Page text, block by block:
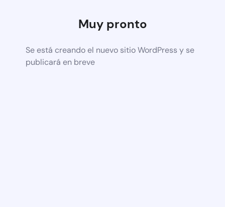
Muy pronto
Se está creando el nuevo sitio WordPress y se
publicará en breve